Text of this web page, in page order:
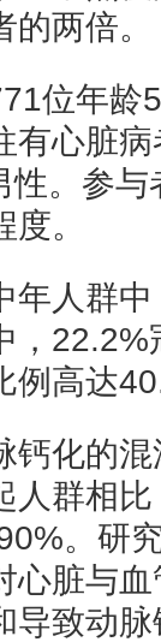
两倍。
位年龄
有心脏
。参与
。
人群中
，22.2%
例高达
化的混
群相比
。研
心脏与
导致动